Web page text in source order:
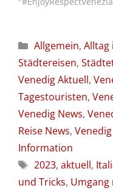
Kategorien
Allgemein, Alltag
Städtereisen,
Venedig Aktuell,
Tagestouristen,
Venedig News,
Reise News,
Information
Schlagwörter
2023, aktuell,
und Tricks,